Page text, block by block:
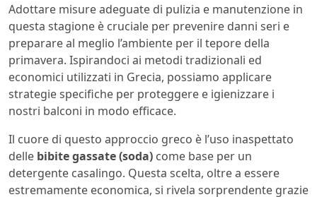
Adottare misure adeguate di pulizia e manutenzione in
questa stagione è cruciale per prevenire danni seri e
preparare al meglio l’ambiente per il tepore della
primavera. Ispirandoci ai metodi tradizionali ed
economici utilizzati in Grecia, possiamo applicare
strategie specifiche per proteggere e igienizzare i
nostri balconi in modo efficace.
Il cuore di questo approccio greco è l’uso inaspettato
delle bibite gassate (soda) come base per un
detergente casalingo. Questa scelta, oltre a essere
estremamente economica, si rivela sorprendente grazie